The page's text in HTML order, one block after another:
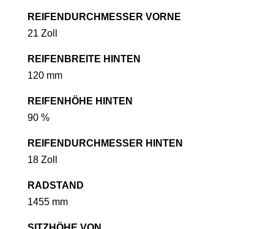
REIFENDURCHMESSER VORNE
21 Zoll
REIFENBREITE HINTEN
120 mm
REIFENHÖHE HINTEN
90 %
REIFENDURCHMESSER HINTEN
18 Zoll
RADSTAND
1455 mm